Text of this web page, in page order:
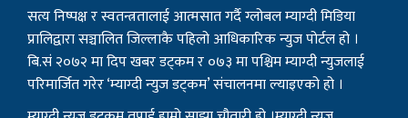
सत्य निष्पक्ष र स्वतन्त्रतालाई आत्मसात गर्दै ग्लोबल म्याग्दी मिडिया
प्रालिद्वारा सञ्चालित जिल्लाकै पहिलो आधिकारिक न्युज पोर्टल हो ।
बि.सं २०७२ मा दिप खबर डट्कम र ०७३ मा पश्चिम म्याग्दी न्युजलाई
परिमार्जित गरेर ‘म्याग्दी न्युज डट्कम’ संचालनमा ल्याइएको हो ।